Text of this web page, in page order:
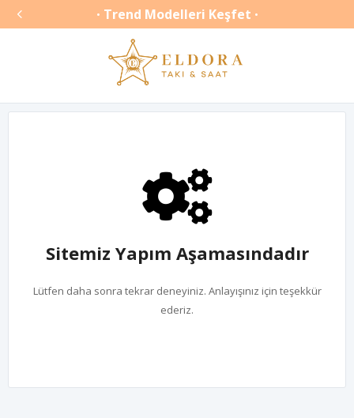
 • Trend Modelleri Keşfet •
Sitemiz Yapım Aşamasındadır
Lütfen daha sonra tekrar deneyiniz. Anlayışınız için teşekkür
ederiz.